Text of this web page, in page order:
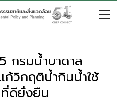
กรมน้ำบาดาล
ก้วิกฤติน้ำกินน้ำใช้
ดียั่งยืน